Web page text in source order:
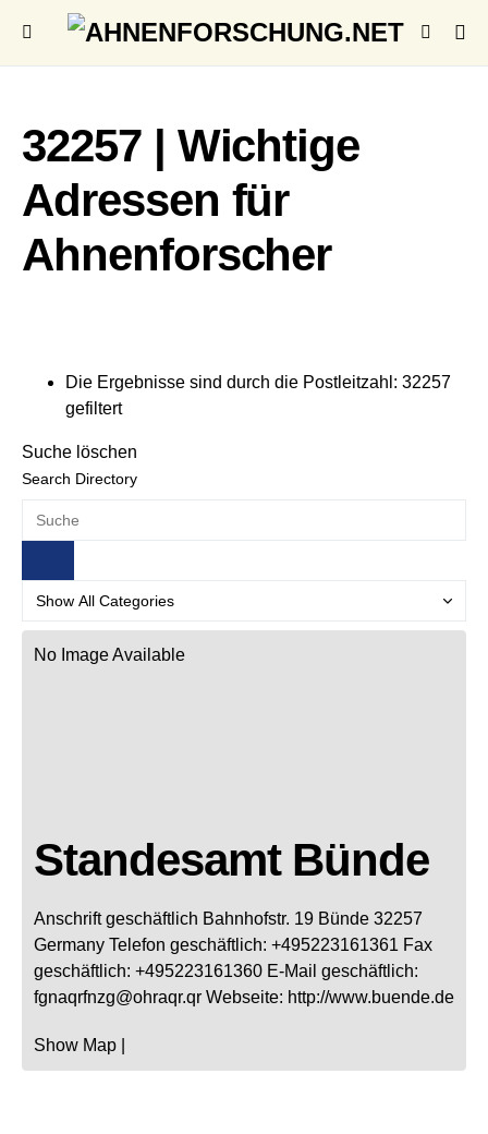
32257 | Wichtige
Adressen für
Ahnenforscher
Die Ergebnisse sind durch die Postleitzahl: 32257
gefiltert
Suche löschen
Search Directory
No Image Available
Standesamt Bünde
Anschrift geschäftlich Bahnhofstr. 19 Bünde 32257
Germany Telefon geschäftlich: +495223161361 Fax
geschäftlich: +495223161360 E-Mail geschäftlich:
fgnaqrfnzg@ohraqr.qr Webseite: http://www.buende.de
Show Map